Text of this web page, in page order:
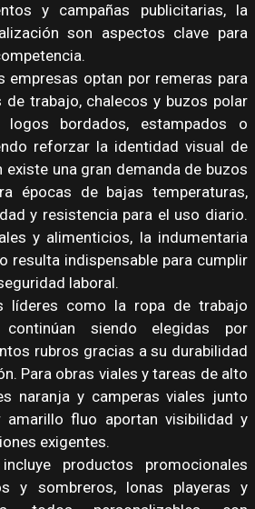
y campañas publicitarias, la
son aspectos clave para
empresas optan por remeras para
de trabajo, chalecos y buzos polar
logos bordados, estampados o
reforzar la identidad visual de
existe una gran demanda de buzos
épocas de bajas temperaturas,
y resistencia para el uso diario.
y alimenticios, la indumentaria
resulta indispensable para cumplir
laboral.
líderes como la ropa de trabajo
siendo elegidas por
rubros gracias a su durabilidad
Para obras viales y tareas de alto
naranja y camperas viales junto
fluo aportan visibilidad y
exigentes.
productos promocionales
y sombreros, lonas playeras y